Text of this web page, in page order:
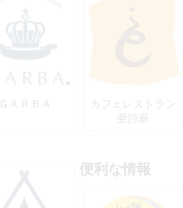
ＧＡＲＢＡ
カフェレストラン
便利な情報